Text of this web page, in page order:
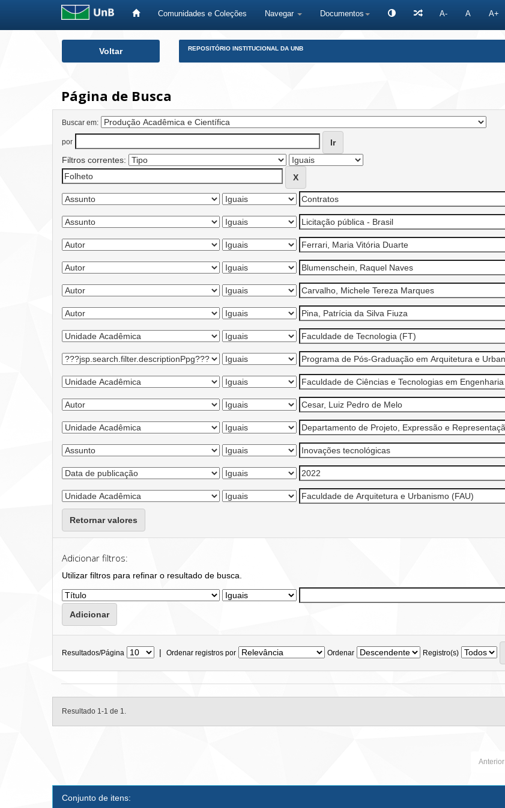
Comunidades e Coleções Navegar Documentos A- A A+
Voltar REPOSITÓRIO INSTITUCIONAL DA UNB
Página de Busca
Buscar em:
por
Filtros correntes:
Retornar valores
Adicionar filtros:
Utilizar filtros para refinar o resultado de busca.
Resultados/Página | Ordenar registros por Ordenar Registro(s)
Resultado 1-1 de 1.
Anterior
Conjunto de itens: